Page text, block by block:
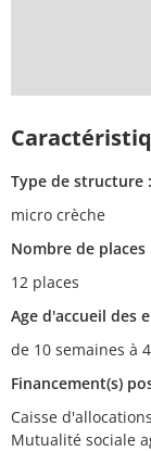
Type de structure :
micro crèche
Nombre de places
12 places
Age d'accueil des
de 10 semaines à
Financement(s)
Caisse
Mutualité sociale